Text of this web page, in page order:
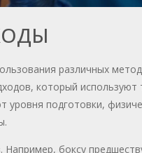
различных
который используют
подготовки,
боксу